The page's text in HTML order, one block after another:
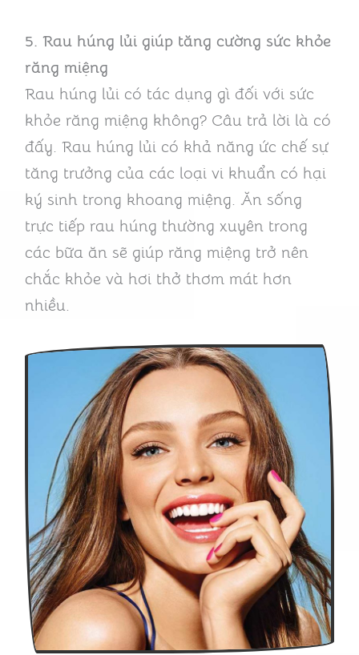
5. Rau húng lủi giúp tăng cường sức khỏe
răng miệng
Rau húng lủi có tác dụng gì đối với sức
khỏe răng miệng không? Câu trả lời là có
đấy. Rau húng lủi có khả năng ức chế sự
tăng trưởng của các loại vi khuẩn có hại
ký sinh trong khoang miệng. Ăn sống
trực tiếp rau húng thường xuyên trong
các bữa ăn sẽ giúp răng miệng trở nên
chắc khỏe và hơi thở thơm mát hơn
nhiều.